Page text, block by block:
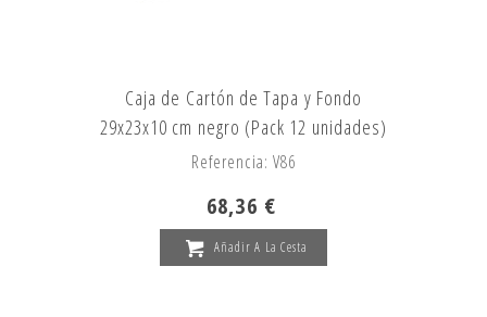
Caja de Cartón de Tapa y Fondo
29x23x10 cm negro (Pack 12 unidades)
Referencia: V86
68,36 €
Añadir A La Cesta